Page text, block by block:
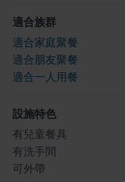
適合族群
適合家庭聚餐
適合朋友聚餐
適合一人用餐
設施特色
有兒童餐具
有洗手間
可外帶